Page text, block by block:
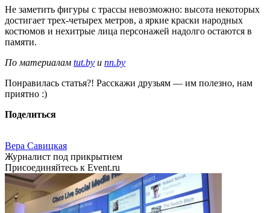
Не заметить фигуры с трассы невозможно: высота некоторых
достигает трех-четырех метров, а яркие краски народных
костюмов и нехитрые лица персонажей надолго остаются в
памяти.
По материалам tut.by и nn.by
Понравилась статья?! Расскажи друзьям — им полезно, нам
приятно :)
Поделиться
Вера Савицкая
Журналист под прикрытием
Присоединяйтесь к Event.ru